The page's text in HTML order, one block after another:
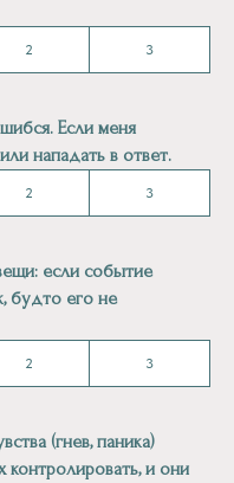
2 3
Если меня
нападать в ответ.
2 3
если событие
будто его не
2 3
(гнев, паника)
контролировать, и они